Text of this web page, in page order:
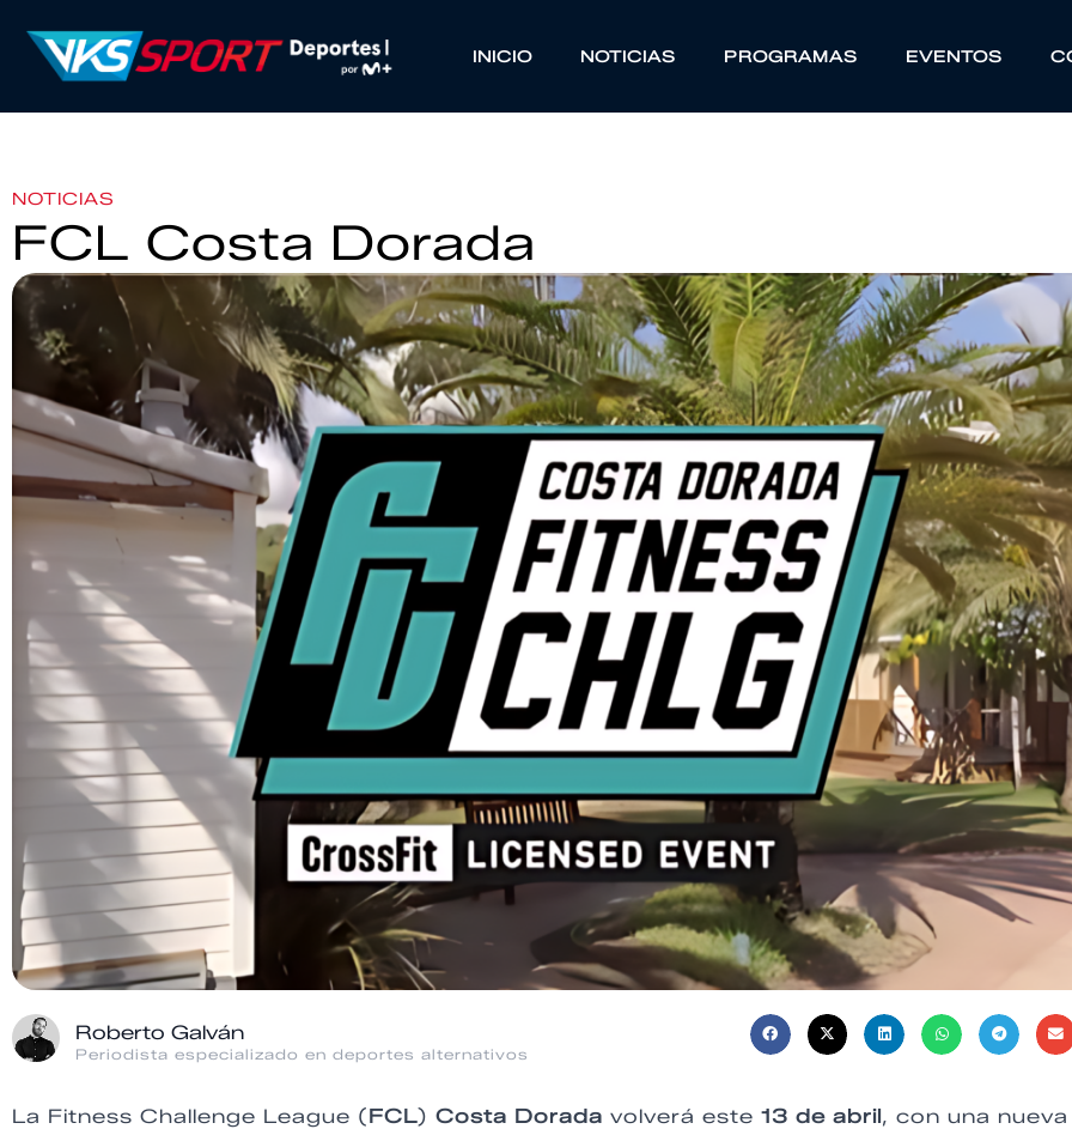
INICIO NOTICIAS PROGRAMAS EVENTOS
NOTICIAS
FCL Costa Dorada
Roberto Galván
Periodista especializado en deportes alternativos
La Fitness Challenge League (FCL) Costa Dorada volverá este 13 de abril, con una nueva